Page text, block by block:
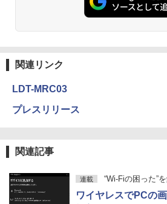
関連リンク
LDT-MRC03
プレスリリース
関連記事
連載 “Wi-Fiの困った”
ワイヤレスでPCの